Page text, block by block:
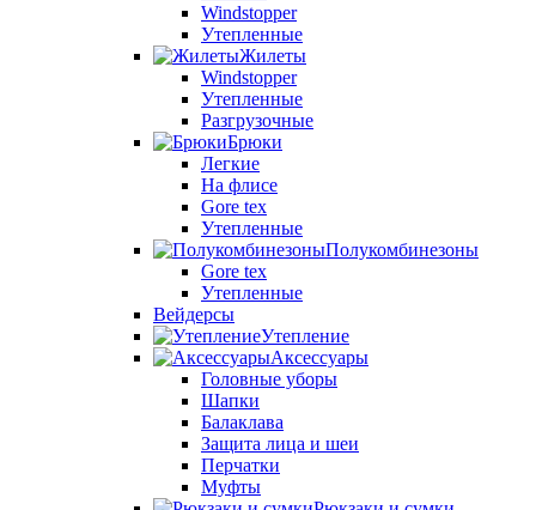
Windstopper
Утепленные
Жилеты
Windstopper
Утепленные
Разгрузочные
Брюки
Легкие
На флисе
Gore tex
Утепленные
Полукомбинезоны
Gore tex
Утепленные
Вейдерсы
Утепление
Аксессуары
Головные уборы
Шапки
Балаклава
Защита лица и шеи
Перчатки
Муфты